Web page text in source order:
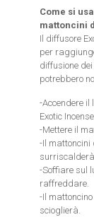
Come si
mattoncini
Il diffusore
per
diffusione
potrebbero
-Accendere il
Exotic Incense.
-Mettere il
-Il mattoncini
-Soffiare sul
raffreddare.
-Il
scioglierà.